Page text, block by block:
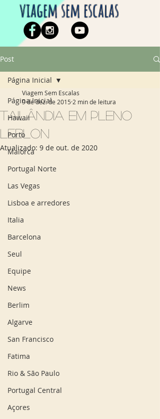
viagem sem escalas
Post
Página Inicial
Hawaii
Porto
Maiorca
Portugal Norte
Las Vegas
Lisboa e arredores
Italia
Barcelona
Seul
Equipe
News
Berlim
Algarve
San Francisco
Fatima
Rio & São Paulo
Portugal Central
Açores
Página Inicial
Tailândia em pleno
Leblon
Viagem Sem Escalas
9 de dez. de 2015 2 min de leitura
Atualizado: 9 de out. de 2020